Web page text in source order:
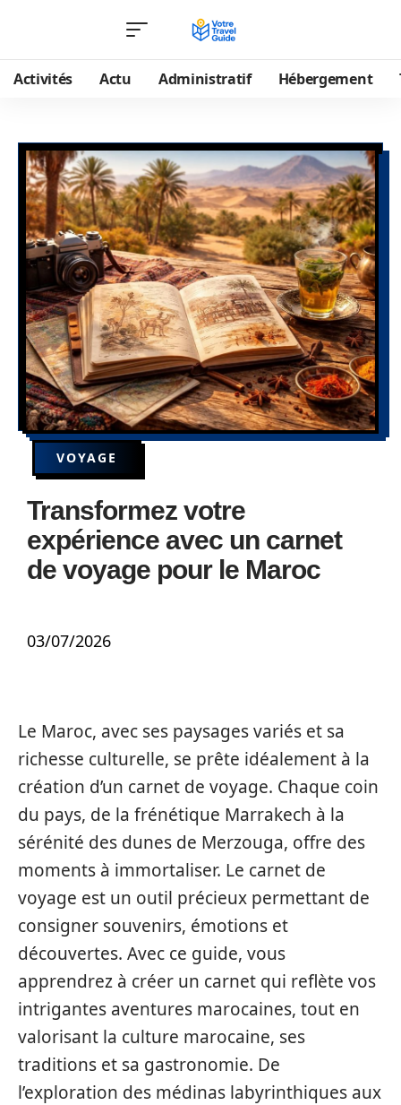
Activités Actu Administratif Hébergement
VOYAGE
Transformez votre
expérience avec un carnet
de voyage pour le Maroc
03/07/2026
Le Maroc, avec ses paysages variés et sa
richesse culturelle, se prête idéalement à la
création d’un carnet de voyage. Chaque coin
du pays, de la frénétique Marrakech à la
sérénité des dunes de Merzouga, offre des
moments à immortaliser. Le carnet de
voyage est un outil précieux permettant de
consigner souvenirs, émotions et
découvertes. Avec ce guide, vous
apprendrez à créer un carnet qui reflète vos
intrigantes aventures marocaines, tout en
valorisant la culture marocaine, ses
traditions et sa gastronomie. De
l’exploration des médinas labyrinthiques aux